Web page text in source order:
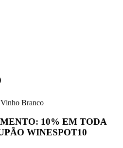
Branco
10% EM TODA
WINESPOT10